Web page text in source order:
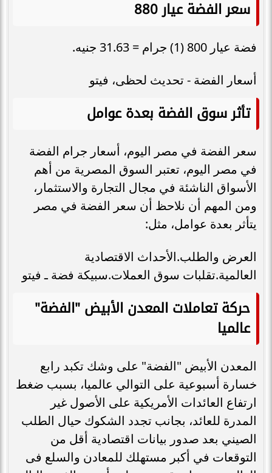
سعر الفضة عيار 880
فضة عيار 800 (1) جرام = 31.63 جنيه.
أسعار الفضة - تحديث لحظى، فيتو
تأثر سوق الفضة بعدة عوامل
سعر الفضة في مصر اليوم، أسعار جرام الفضة
في مصر اليوم، تعتبر السوق المصرية من أهم
الأسواق الناشئة في مجال التجارة والاستثمار،
ومن المهم أن نلاحظ أن سعر الفضة في مصر
يتأثر بعدة عوامل، مثل:
العرض والطلب.الأحداث الاقتصادية
العالمية.تقلبات سوق العملات.سبيكة فضة ـ فيتو
حركة تعاملات المعدن الأبيض "الفضة"
‏عالميا
المعدن الأبيض "الفضة" على وشك تكبد رابع
خسارة أسبوعية على ‏التوالي عالميا، بسبب ضغط
ارتفاع العائدات الأمريكية على الأصول غير
المدرة للعائد، ‏بجانب تجدد الشكوك حيال الطلب
الصيني بعد صدور بيانات اقتصادية أقل من
‏التوقعات في أكبر مستهلك للمعادن والسلع فى